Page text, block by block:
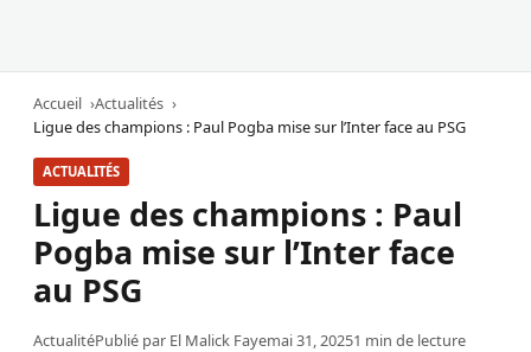
Accueil
Actualités
Ligue des champions : Paul Pogba mise sur l’Inter face au PSG
ACTUALITÉS
Ligue des champions : Paul
Pogba mise sur l’Inter face
au PSG
ActualitéPublié par El Malick Fayemai 31, 20251 min de lecture